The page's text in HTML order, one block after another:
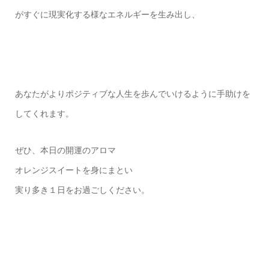
がすぐに現実化する様なエネルギーを生み出し、
あなたがよりポジティブな人生を歩んでいけるように手助けを
してくれます。
ぜひ、本日の開運のアロマ
オレンジスイートを身にまとい
実り多き１日をお過ごしください。